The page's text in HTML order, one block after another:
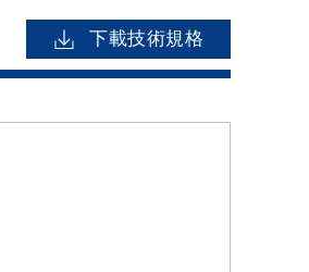
下載技術規格